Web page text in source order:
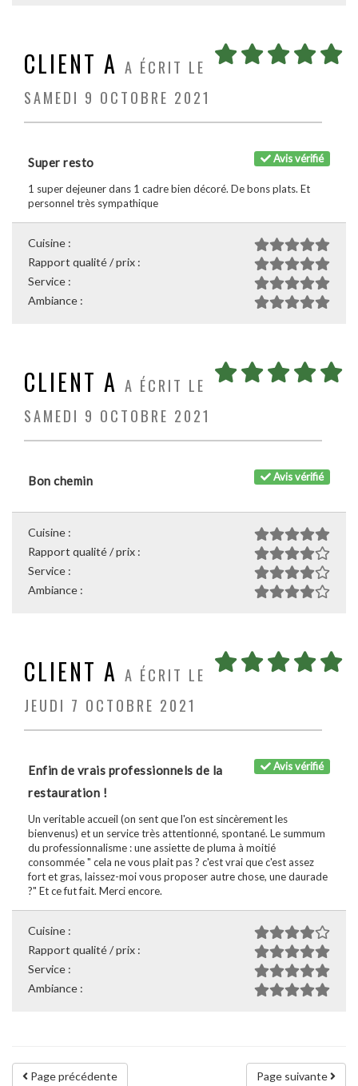
CLIENT A A ÉCRIT LE
SAMEDI 9 OCTOBRE 2021
Avis vérifié
Super resto
1 super dejeuner dans 1 cadre bien décoré. De bons plats. Et
personnel très sympathique
Cuisine :
Rapport qualité / prix :
Service :
Ambiance :
CLIENT A A ÉCRIT LE
SAMEDI 9 OCTOBRE 2021
Avis vérifié
Bon chemin
Cuisine :
Rapport qualité / prix :
Service :
Ambiance :
CLIENT A A ÉCRIT LE
JEUDI 7 OCTOBRE 2021
Avis vérifié
Enfin de vrais professionnels de la
restauration !
Un veritable accueil (on sent que l'on est sincèrement les
bienvenus) et un service très attentionné, spontané. Le summum
du professionnalisme : une assiette de pluma à moitié
consommée " cela ne vous plait pas ? c'est vrai que c'est assez
fort et gras, laissez-moi vous proposer autre chose, une daurade
?" Et ce fut fait. Merci encore.
Cuisine :
Rapport qualité / prix :
Service :
Ambiance :
Page suivante
Page précédente